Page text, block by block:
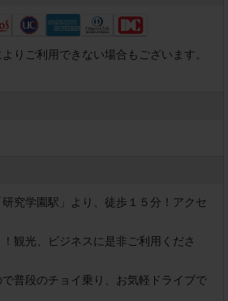
りご利用できない場合もございます。
究学園駅」より、徒歩１５分！アクセ
観光、ビジネスに是非ご利用くださ
普段のチョイ乗り、お気軽ドライブで